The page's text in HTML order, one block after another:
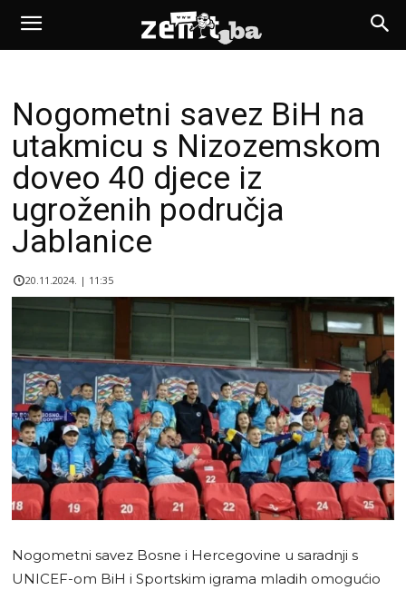
Nogometni savez BiH na
utakmicu s Nizozemskom
doveo 40 djece iz
ugroženih područja
Jablanice
20.11.2024. | 11:35
Nogometni savez Bosne i Hercegovine u saradnji s
UNICEF-om BiH i Sportskim igrama mladih omogućio